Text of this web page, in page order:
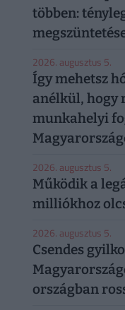
többen:
2026. augusztus 5.
Így mehetsz
anélkül, hogy
munkahelyi
2026. augusztus 5.
Működik a
milliókhoz
2026. augusztus 5.
Csendes
országban